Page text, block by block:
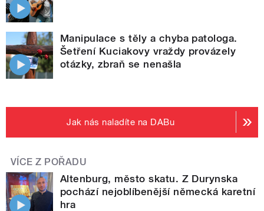
Manipulace s těly a chyba patologa.
Šetření Kuciakovy vraždy provázely
otázky, zbraň se nenašla
Jak nás naladíte na DABu
VÍCE Z POŘADU
Altenburg, město skatu. Z Durynska
pochází nejoblíbenější německá karetní
hra